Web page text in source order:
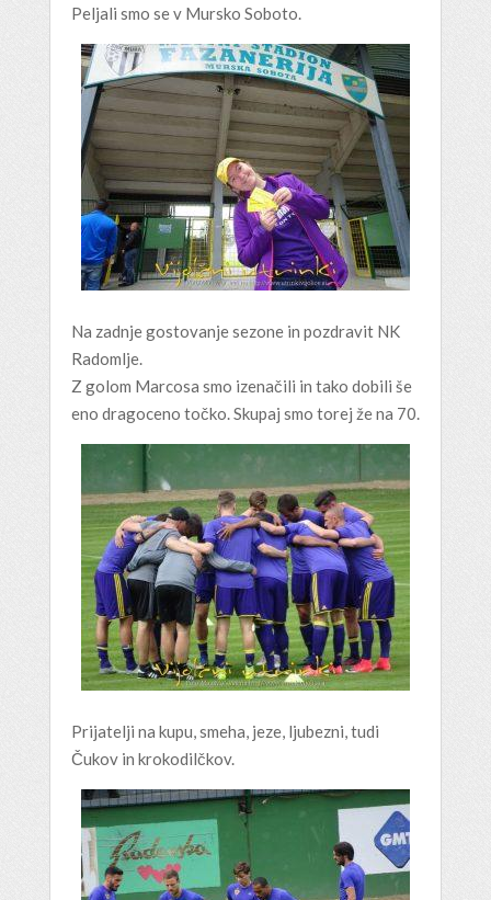
Peljali smo se v Mursko Soboto.
Na zadnje gostovanje sezone in pozdravit NK
Radomlje.
Z golom Marcosa smo izenačili in tako dobili še
eno dragoceno točko. Skupaj smo torej že na 70.
Prijatelji na kupu, smeha, jeze, ljubezni, tudi
Čukov in krokodilčkov.